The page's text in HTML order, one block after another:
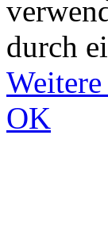
durch
OK